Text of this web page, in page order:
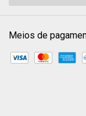
Meios de